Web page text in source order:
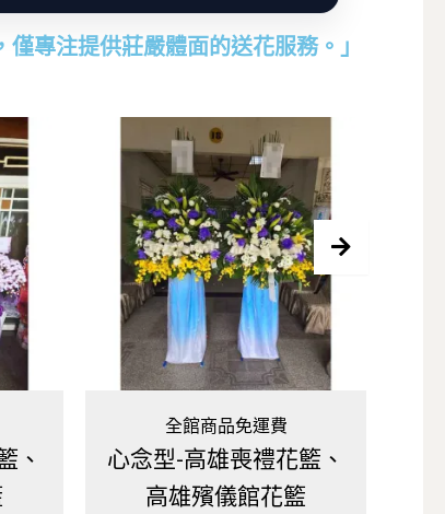
專注提供莊嚴體面的送花服務。」
、
全館商品免運費
蘭蘊型-高雄喪禮花籃、
高雄殯儀館花籃